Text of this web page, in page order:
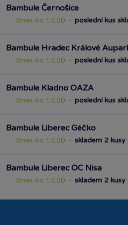
Bambule Černošice
Dnes od 10:00 · poslední kus
Bambule Hradec Králové
Dnes od 10:00 · poslední kus
Bambule Kladno OAZA
Dnes od 10:00 · poslední kus
Bambule Liberec Géčko
Dnes od 10:00 · skladem 2 kusy
Bambule Liberec OC Nisa
Dnes od 10:00 · skladem 2 kusy